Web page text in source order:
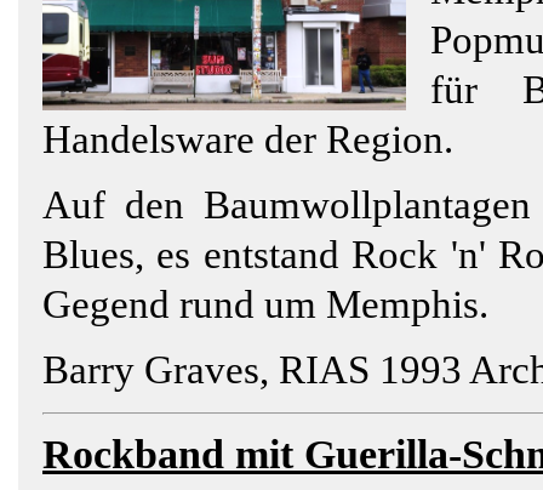
für
Handelsware der Region.
Auf den
Blues, es entstand Rock 'n'
Gegend rund um Memphis.
Barry Graves, RIAS 1993
Rockband mit Guerilla-